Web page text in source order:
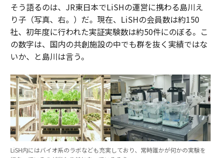
そう語るのは、JR東日本でLiSHの運営に携わる島川え
り子（写真、右。）だ。現在、LiSHの会員数は約150
社、初年度に行われた実証実験数は約50件にのぼる。こ
の数字は、国内の共創施設の中でも群を抜く実績ではな
いか、と島川は言う。
LiSH内にはバイオ系のラボなども充実しており、常時誰かが何かの実験を